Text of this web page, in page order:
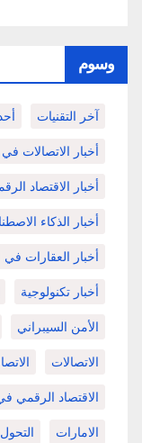
وسوم
آخر التقنيات
أخبار الاتصالات
أخبار الاقتصاد
أخبار الذكاء
أخبار العقارات في
أخبار تكنولوجية
الأمن السيبراني
الاتصالات
الاقتصاد الرقمي
الامارات